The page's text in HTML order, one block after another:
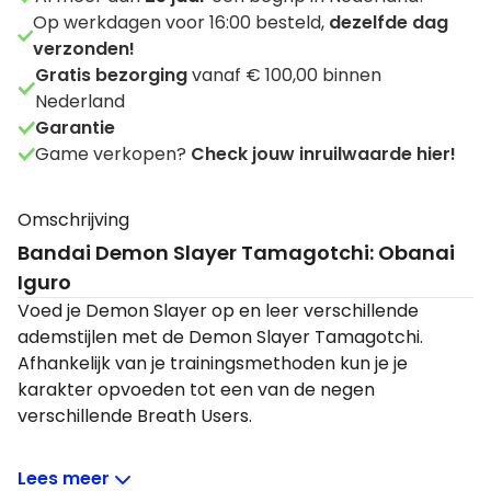
Op werkdagen voor 16:00 besteld, dezelfde dag
verzonden!
Gratis bezorgingvanaf € 100,00 binnen
Nederland
Garantie
Game verkopen? Check jouw inruilwaarde hier!
Omschrijving
Bandai Demon Slayer Tamagotchi: Obanai
Iguro
Voed je Demon Slayer op en leer verschillende
ademstijlen met de Demon Slayer Tamagotchi.
Afhankelijk van je trainingsmethoden kun je je
karakter opvoeden tot een van de negen
verschillende Breath Users.
Zo zal de te trainen Demon Slayer altijd uitgroeien
Lees meer